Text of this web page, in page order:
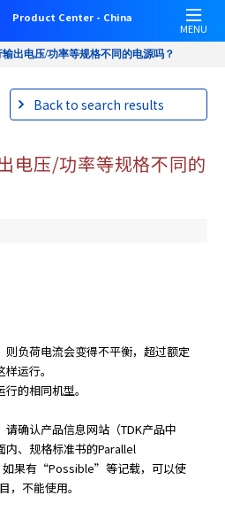
Product Center - China
MENU
出电压/功率等规格不同的电源吗？
Back to search results
电压/功率等规格不同的
负荷电流会变得不平衡，超过额定
运行。
的相同机型。
请确认产品信息网站（TDK产品中
内、规格标准书的Parallel
如果有“Possible”等记载，可以使
不能使用。